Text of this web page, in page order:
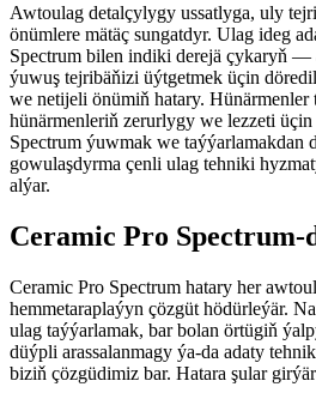
Awtoulag detalçylygy ussatlyga, uly
önümlere mätäç sungatdyr. Ulag ideg
Spectrum bilen indiki derejä çykaryň —
ýuwuş tejribäňizi üýtgetmek üçin
we netijeli önümiň hatary. Hünärmenler
hünärmenleriň zerurlygy we lezzeti
Spectrum ýuwmak we taýýarlamakdan
gowulaşdyrma çenli ulag tehniki
alýar.
Ceramic Pro Spectrum-
Ceramic Pro Spectrum hatary her
hemmetaraplaýyn çözgüt hödürleýär.
ulag taýýarlamak, bar bolan örtügiň
düýpli arassalanmagy ýa-da adaty
biziň çözgüdimiz bar. Hatara şular